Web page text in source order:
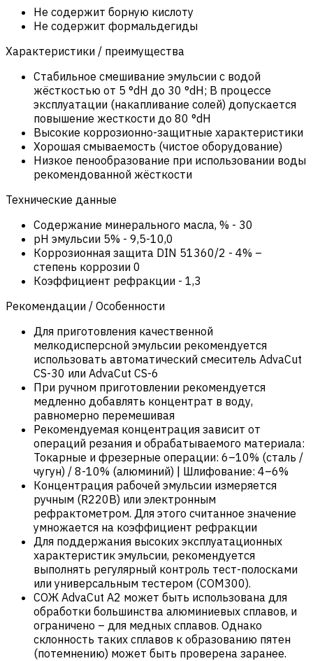
Не содержит борную кислоту
Не содержит формальдегиды
Характеристики / преимущества
Стабильное смешивание эмульсии с водой
жёсткостью от 5 °dH до 30 °dH; В процессе
эксплуатации (накапливание солей) допускается
повышение жесткости до 80 °dH
Высокие коррозионно-защитные характеристики
Хорошая смываемость (чистое оборудование)
Низкое пенообразование при использовании воды
рекомендованной жёсткости
Технические данные
Содержание минерального масла, % - 30
pH эмульсии 5% - 9,5-10,0
Коррозионная защита DIN 51360/2 - 4% –
степень коррозии 0
Коэффициент рефракции - 1,3
Рекомендации / Особенности
Для приготовления качественной
мелкодисперсной эмульсии рекомендуется
использовать автоматический смеситель AdvaCut
CS-30 или AdvaCut CS-6
При ручном приготовлении рекомендуется
медленно добавлять концентрат в воду,
равномерно перемешивая
Рекомендуемая концентрация зависит от
операций резания и обрабатываемого материала:
Токарные и фрезерные операции: 6–10% (сталь /
чугун) / 8-10% (алюминий) | Шлифование: 4–6%
Концентрация рабочей эмульсии измеряется
ручным (R220B) или электронным
рефрактометром. Для этого считанное значение
умножается на коэффициент рефракции
Для поддержания высоких эксплуатационных
характеристик эмульсии, рекомендуется
выполнять регулярный контроль тест-полосками
или универсальным тестером (COM300).
СОЖ AdvaCut A2 может быть использована для
обработки большинства алюминиевых сплавов, и
ограничено – для медных сплавов. Однако
склонность таких сплавов к образованию пятен
(потемнению) может быть проверена заранее.